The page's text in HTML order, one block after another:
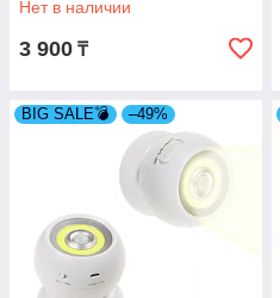
Нет в наличии
3 900 ₸
BIG SALE💣 –49%